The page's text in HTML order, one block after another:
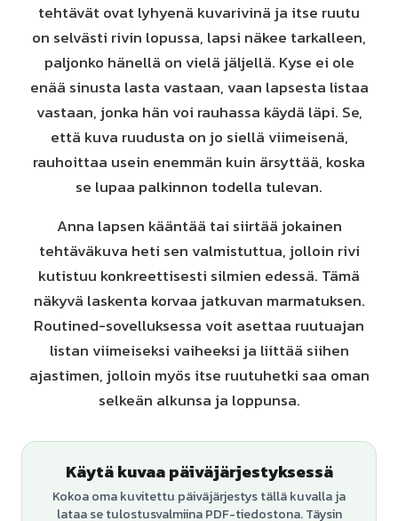
tehtävät ovat lyhyenä kuvarivinä ja itse ruutu
on selvästi rivin lopussa, lapsi näkee tarkalleen,
paljonko hänellä on vielä jäljellä. Kyse ei ole
enää sinusta lasta vastaan, vaan lapsesta listaa
vastaan, jonka hän voi rauhassa käydä läpi. Se,
että kuva ruudusta on jo siellä viimeisenä,
rauhoittaa usein enemmän kuin ärsyttää, koska
se lupaa palkinnon todella tulevan.
Anna lapsen kääntää tai siirtää jokainen
tehtäväkuva heti sen valmistuttua, jolloin rivi
kutistuu konkreettisesti silmien edessä. Tämä
näkyvä laskenta korvaa jatkuvan marmatuksen.
Routined-sovelluksessa voit asettaa ruutuajan
listan viimeiseksi vaiheeksi ja liittää siihen
ajastimen, jolloin myös itse ruutuhetki saa oman
selkeän alkunsa ja loppunsa.
Käytä kuvaa päiväjärjestyksessä
Kokoa oma kuvitettu päiväjärjestys tällä kuvalla ja
lataa se tulostusvalmiina PDF-tiedostona. Täysin